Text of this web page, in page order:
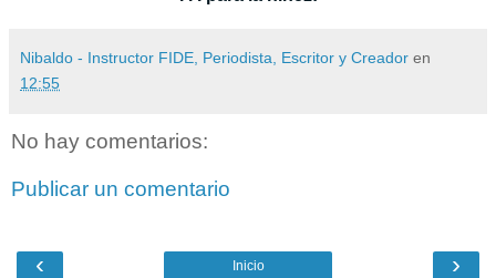
Nibaldo - Instructor FIDE, Periodista, Escritor y Creador en
12:55
No hay comentarios:
Publicar un comentario
‹ ›
Inicio